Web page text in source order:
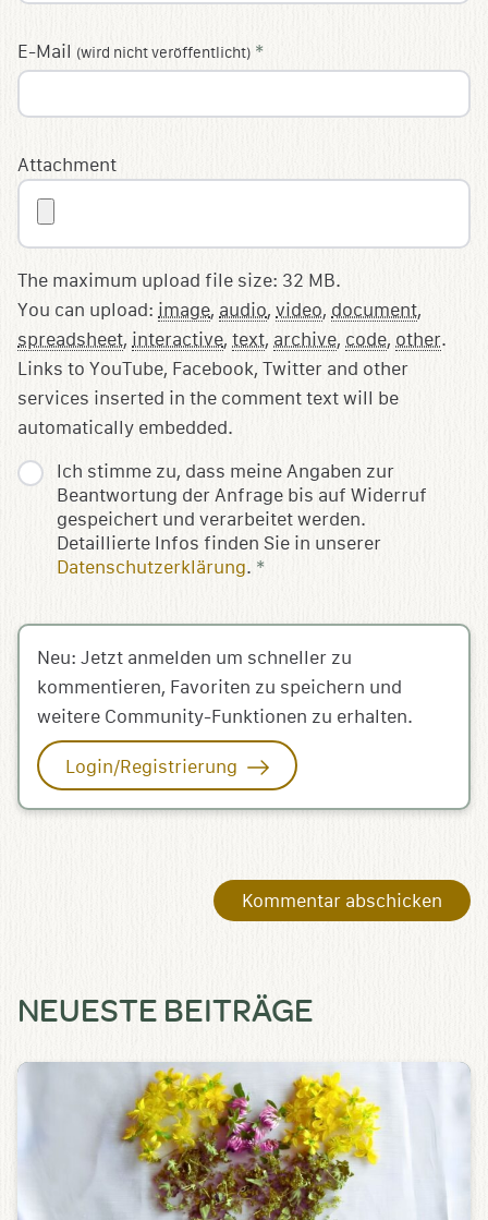
E-Mail (wird nicht veröffentlicht) *
Ich stimme zu, dass meine Angaben zur
Beantwortung der Anfrage bis auf Widerruf
gespeichert und verarbeitet werden.
Detaillierte Infos finden Sie in unserer
Datenschutzerklärung. *
Attachment
The maximum upload file size: 32 MB.
You can upload: image, audio, video, document,
spreadsheet, interactive, text, archive, code, other.
Links to YouTube, Facebook, Twitter and other
services inserted in the comment text will be
automatically embedded.
Neu: Jetzt anmelden um schneller zu
kommentieren, Favoriten zu speichern und
weitere Community-Funktionen zu erhalten.
Login/Registrierung
NEUESTE BEITRÄGE